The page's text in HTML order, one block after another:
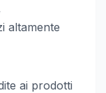
altamente
ai prodotti